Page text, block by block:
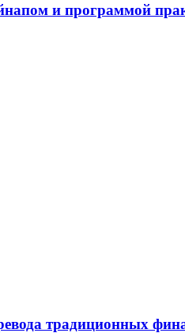
и программой
традиционных